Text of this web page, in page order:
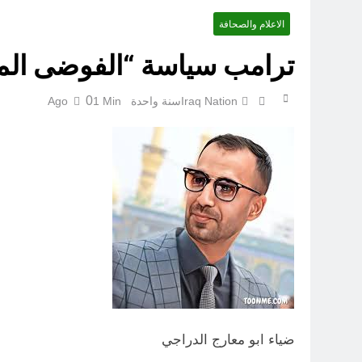
الجرح
الاعلام والصحافة
ترامب سياسة “الفوضى
Iraq Nationسنة واحدة Ago 01 Min
ضياء ابو معارج الدراجي